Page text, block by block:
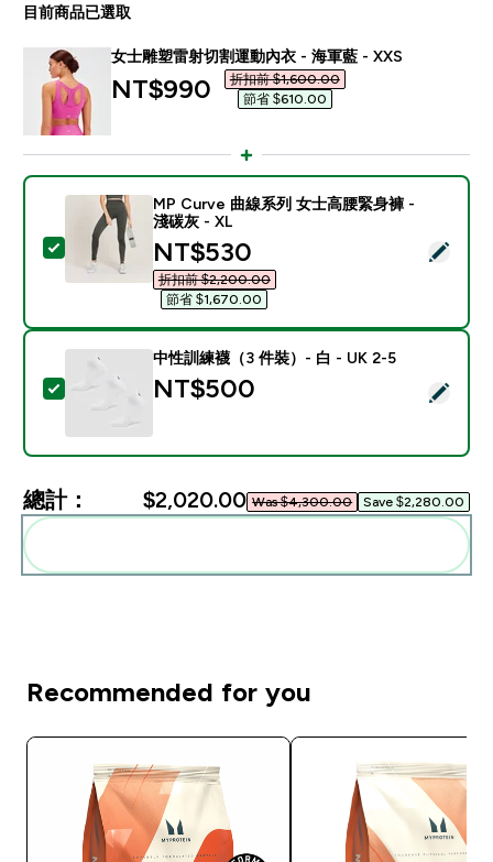
目前商品已選取
女士雕塑雷射切割運動內衣 - 海軍藍 - XXS
discounted price
NT$990‎
折扣前 $1,600.00‎
節省 $610.00‎
選取此商品 - MP Curve 曲線系列 女士高腰緊身褲 - 淺
MP Curve 曲線系列 女士高腰緊身褲 -
淺碳灰 - XL
discounted price
NT$530‎
折扣前 $2,200.00‎
節省 $1,670.00‎
選取此商品 - 中性訓練襪（3 件裝）- 白 - UK 2-5
中性訓練襪（3 件裝）- 白 - UK 2-5
NT$500‎
總計： $2,020.00‎ Was $4,300.00‎ Save $2,280.00‎
Recommended for you